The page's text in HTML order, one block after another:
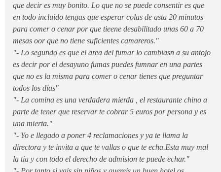
que decir es muy bonito. Lo que no se puede consentir es que
en todo incluido tengas que esperar colas de asta 20 minutos
para comer o cenar por que tieene desabilitado unas 60 a 70
mesas oor que no tiene suficientes camareros."
"- Lo segundo es que el area del fumar lo cambiasn a su antojo
es decir por el desayuno fumas puedes fumnar en una partes
que no es la misma para comer o cenar tienes que preguntar
todos los días"
"- La comina es una verdadera mierda , el restaurante chino a
parte de tener que reservar te cobrar 5 euros por persona y es
una mierta."
"- Yo e llegado a poner 4 reclamaciones y ya te llama la
directora y te invita a que te vallas o que te echa.Esta muy mal
la tia y con todo el derecho de admision te puede echar."